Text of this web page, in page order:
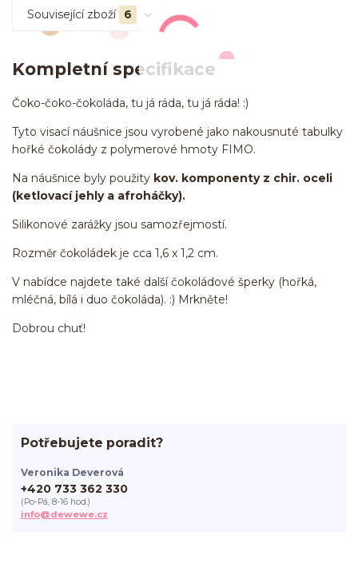
Související zboží 6
Kompletní specifikace
Čoko-čoko-čokoláda, tu já ráda, tu já ráda! :)
Tyto visací náušnice jsou vyrobené jako nakousnuté tabulky
hořké čokolády z polymerové hmoty FIMO.
Na náušnice byly použity kov. komponenty z chir. oceli
(ketlovací jehly a afroháčky).
Silikonové zarážky jsou samozřejmostí.
Rozměr čokoládek je cca 1,6 x 1,2 cm.
V nabídce najdete také další čokoládové šperky (hořká,
mléčná, bílá i duo čokoláda). :) Mrkněte!
Dobrou chuť!
Potřebujete poradit?
Veronika Deverová
+420 733 362 330
(Po-Pá, 8-16 hod.)
info@dewewe.cz